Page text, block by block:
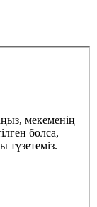
мекеменің
болса,
түзетеміз.